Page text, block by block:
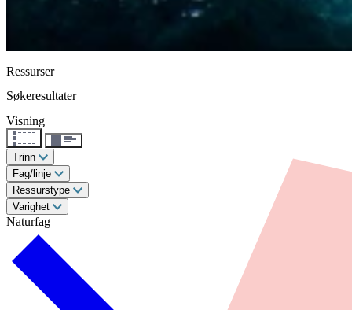
Ressurser
Søkeresultater
Visning
Trinn
Fag/linje
Ressurstype
Varighet
Naturfag